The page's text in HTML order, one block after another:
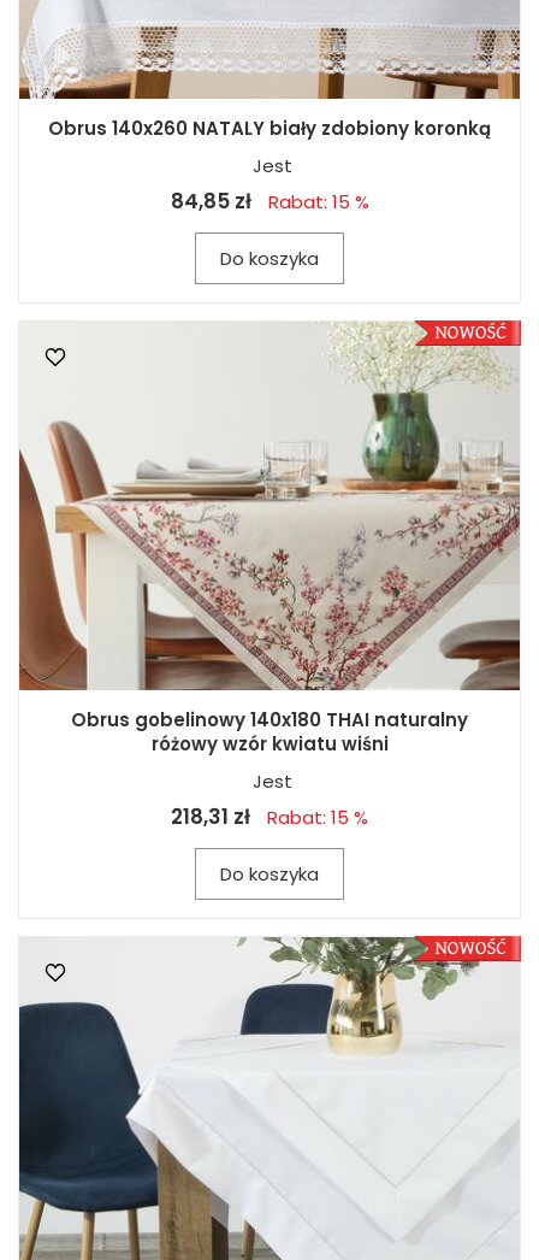
Obrus 140x260 NATALY biały zdobiony koronką
Jest
84,85 zł Rabat: 15 %
Do koszyka
Obrus gobelinowy 140x180 THAI naturalny
różowy wzór kwiatu wiśni
Jest
218,31 zł Rabat: 15 %
Do koszyka